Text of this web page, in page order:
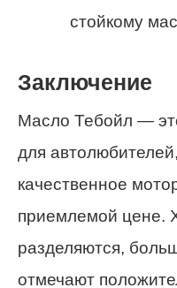
стойкому
Заключение
Масло Тебойл —
для
качественное
приемлемой цене.
разделяются,
отмечают